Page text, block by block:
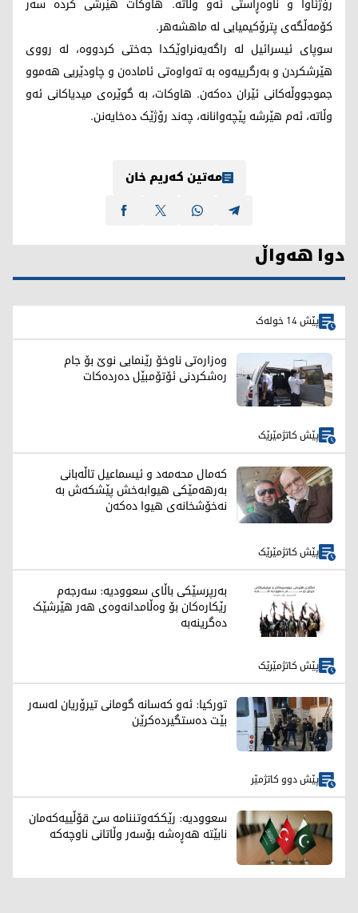
کۆمەڵگەی پترۆکیمیایی لە ماهشەهر.
سوپای ئیسرائیل لە راگەیەنراوێکدا جەختی کردووە، لە رووی
هێرشکردن و بەرگرییەوە بە تەواوەتی ئامادەن و چاودێریی هەموو
جموجووڵەکانی ئێران دەکەن. هاوکات، بە گوێرەی میدیاکانی ئەو
وڵاتە، ئەم هێرشە پێچەوانانە، چەند رۆژێک دەخایەنن.
مەتین کەریم خان
دوا هەواڵ
پێش 14 خولەک
وەزارەتی ناوخۆ رێنمایی نوێ بۆ جام
رەشکردنی ئۆتۆمبێل دەردەکات
پێش کاتژمێرێک
کەمال محەمەد و ئیسماعیل تاڵەبانی
بەرهەمێکی هیوابەخش پێشکەش بە
نەخۆشخانەی هیوا دەکەن
پێش کاتژمێرێک
بەرپرسێکی باڵای سعوودیە: سەرجەم
رێکارەکان بۆ وەڵامدانەوەی هەر هێرشێک
دەگرینەبە
پێش کاتژمێرێک
تورکیا: ئەو کەسانە گومانی تیرۆریان لەسەر
بێت دەستگیردەکرێن
پێش دوو کاتژمێر
سعوودیە: رێککەوتننامە سێ قۆڵییەکەمان
نابێتە هەڕەشە بۆسەر وڵاتانی ناوچەکە